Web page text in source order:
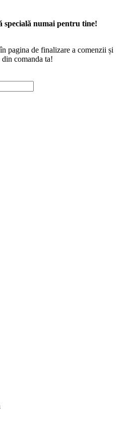
specială numai pentru tine!
pagina de finalizare a comenzii și
din comanda ta!